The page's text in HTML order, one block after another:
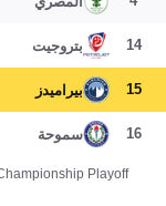
14 بتروجيت
15 بيراميدز
16 سموحة
Playoff